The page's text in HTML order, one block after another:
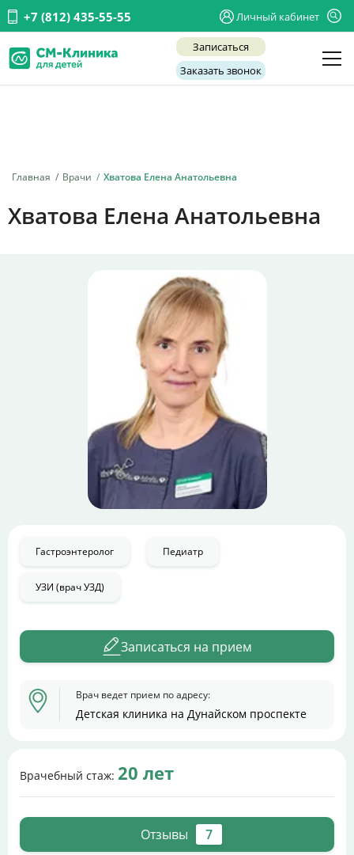
+7 (812) 435-55-55 Личный кабинет
Записаться
Заказать звонок
Главная Врачи Хватова Елена Анатольевна
Хватова Елена Анатольевна
Гастроэнтеролог Педиатр
УЗИ (врач УЗД)
Записаться на прием
Врач ведет прием по адресу:
Детская клиника на Дунайском проспекте
Врачебный стаж: 20 лет
Отзывы 7
Услуги
Личный кабинет
+7 (812) 435-55-55